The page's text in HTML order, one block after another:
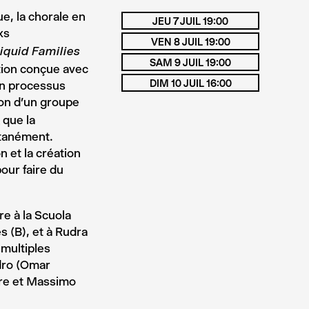
la chorale en
Families
conçue avec
processus
d’un groupe
la
et la création
faire du
à la Scuola
(B), et à Rudra
(Omar
et Massimo
JEU 7 JUIL 19:00
VEN 8 JUIL 19:00
SAM 9 JUIL 19:00
DIM 10 JUIL 16:00